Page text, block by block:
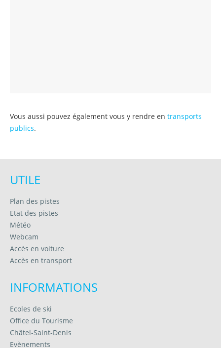
Vous aussi pouvez également vous y rendre en transports
publics.
UTILE
Plan des pistes
Etat des pistes
Météo
Webcam
Accès en voiture
Accès en transport
INFORMATIONS
Ecoles de ski
Office du Tourisme
Châtel-Saint-Denis
Evènements